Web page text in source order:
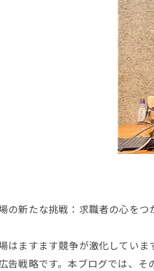
の新たな挑戦：求職者の心をつ
はますます競争が激化してい
告戦略です。本ブログでは、